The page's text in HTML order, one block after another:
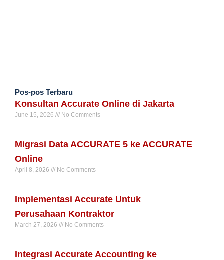
Pos-pos Terbaru
Konsultan Accurate Online di Jakarta
June 15, 2026 No Comments
Migrasi Data ACCURATE 5 ke ACCURATE
Online
April 8, 2026 No Comments
Implementasi Accurate Untuk
Perusahaan Kontraktor
March 27, 2026 No Comments
Integrasi Accurate Accounting ke